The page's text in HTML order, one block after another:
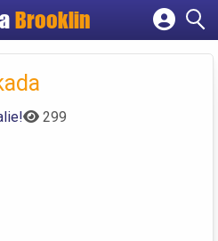
Brooklin
Cadastrar empresa
Criar conta
299